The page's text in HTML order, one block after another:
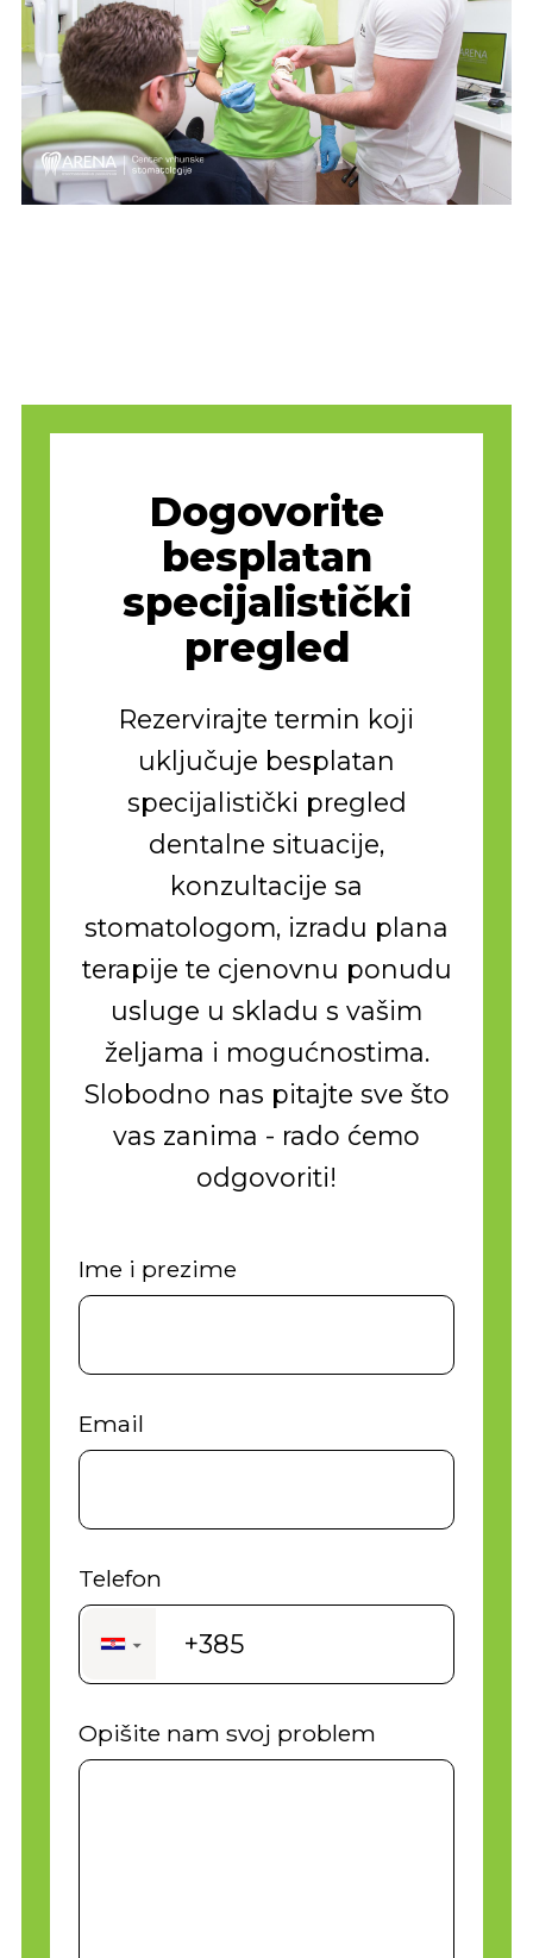
Dogovorite
besplatan
specijalistički
pregled
Rezervirajte termin koji
uključuje besplatan
specijalistički pregled
dentalne situacije,
konzultacije sa
stomatologom, izradu plana
terapije te cjenovnu ponudu
usluge u skladu s vašim
željama i mogućnostima.
Slobodno nas pitajte sve što
vas zanima - rado ćemo
odgovoriti!
Ime i prezime
Email
Telefon
▼ +385
Opišite nam svoj problem